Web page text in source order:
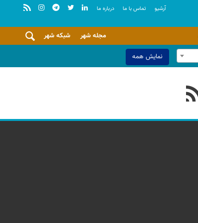
آرشيو تماس با ما درباره ما
شبکه شهر
مجله شهر
نمایش همه